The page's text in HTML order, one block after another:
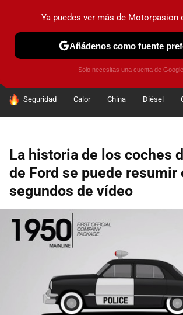
PRUEBAS COCHES ELÉCTRICOS
HOY SE HABLA DE
Seguridad Calor China Diésel
La historia de los coches
de Ford se puede resumir
segundos de vídeo
Ya puedes ver más de Motorpasion
Añádenos como fuente
Solo necesitas una cuenta de Google